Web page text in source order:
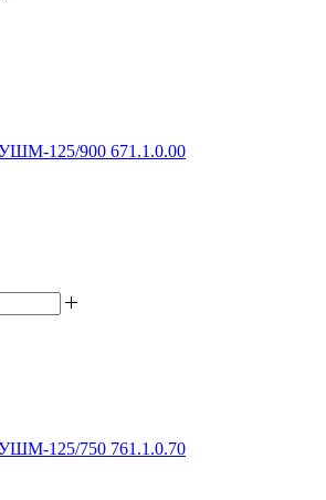
УШМ-125/900 671.1.0.00
УШМ-125/750 761.1.0.70